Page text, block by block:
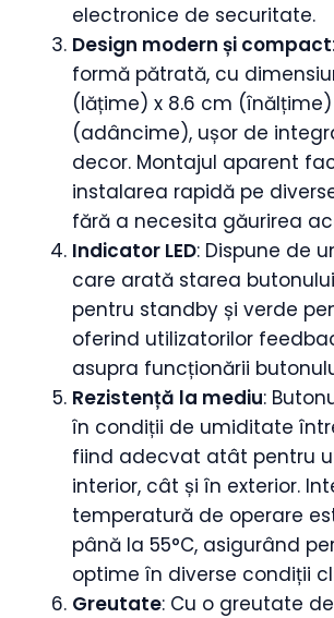
electronice de securitate.
Design modern și compact
formă pătrată, cu
(lățime) x 8.6 cm (înălțime)
(adâncime), ușor de
decor. Montajul aparent
instalarea rapidă pe
fără a necesita găurirea
Indicator LED: Dispune de
care arată starea
pentru standby și verde
oferind utilizatorilor
asupra funcționării
Rezistență la mediu:
în condiții de umiditate
fiind adecvat atât pentru
interior, cât și în exterior.
temperatură de operare
până la 55°C, asigurând
optime în diverse condiții
Greutate: Cu o greutate